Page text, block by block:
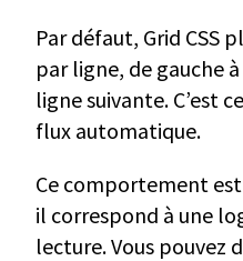
Par défaut, Grid CSS
par ligne, de gauche
ligne suivante. C’est
flux automatique.
Ce comportement
il correspond à une
lecture. Vous pouvez